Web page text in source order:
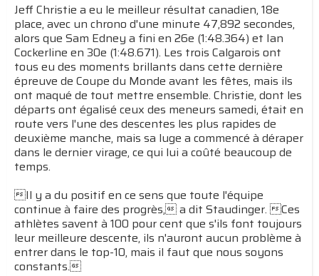
Jeff Christie a eu le meilleur résultat canadien, 18e
place, avec un chrono d'une minute 47,892 secondes,
alors que Sam Edney a fini en 26e (1:48.364) et Ian
Cockerline en 30e (1:48.671). Les trois Calgarois ont
tous eu des moments brillants dans cette dernière
épreuve de Coupe du Monde avant les fêtes, mais ils
ont maqué de tout mettre ensemble. Christie, dont les
départs ont égalisé ceux des meneurs samedi, était en
route vers l'une des descentes les plus rapides de
deuxième manche, mais sa luge a commencé à déraper
dans le dernier virage, ce qui lui a coûté beaucoup de
temps.
Il y a du positif en ce sens que toute l'équipe
continue à faire des progrès, a dit Staudinger. Ces
athlètes savent à 100 pour cent que s'ils font toujours
leur meilleure descente, ils n'auront aucun problème à
entrer dans le top-10, mais il faut que nous soyons
constants.